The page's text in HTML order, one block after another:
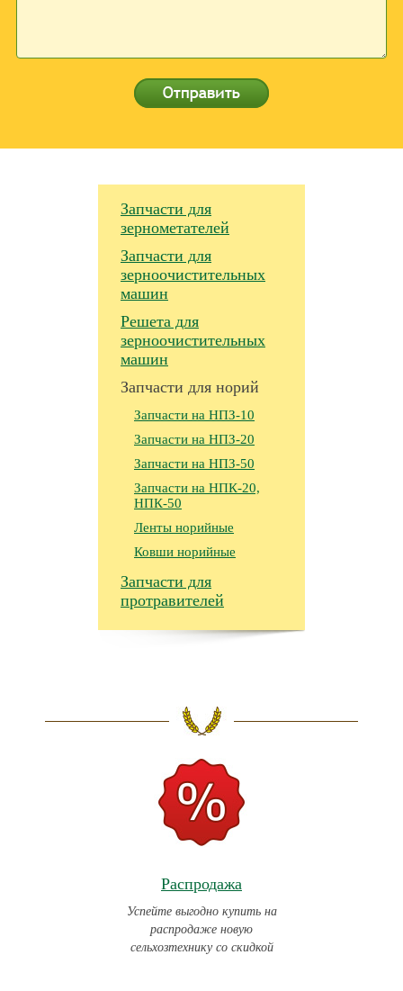
Запчасти для
зернометателей
Запчасти для
зерноочистительных
машин
Решета для
зерноочистительных
машин
Запчасти для норий
Запчасти на НПЗ-10
Запчасти на НПЗ-20
Запчасти на НПЗ-50
Запчасти на НПК-20,
НПК-50
Ленты норийные
Ковши норийные
Запчасти для
протравителей
Распродажа
Успейте выгодно купить на
распродаже новую
сельхозтехнику со скидкой